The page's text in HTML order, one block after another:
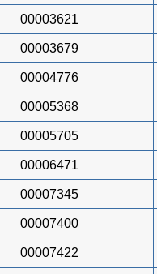
00003621
00003679
00004776
00005368
00005705
00006471
00007345
00007400
00007422